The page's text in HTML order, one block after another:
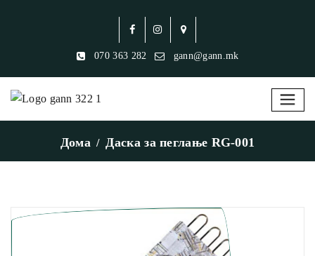
070 363 282 gann@gann.mk
Дома Даска за пеглање RG-001